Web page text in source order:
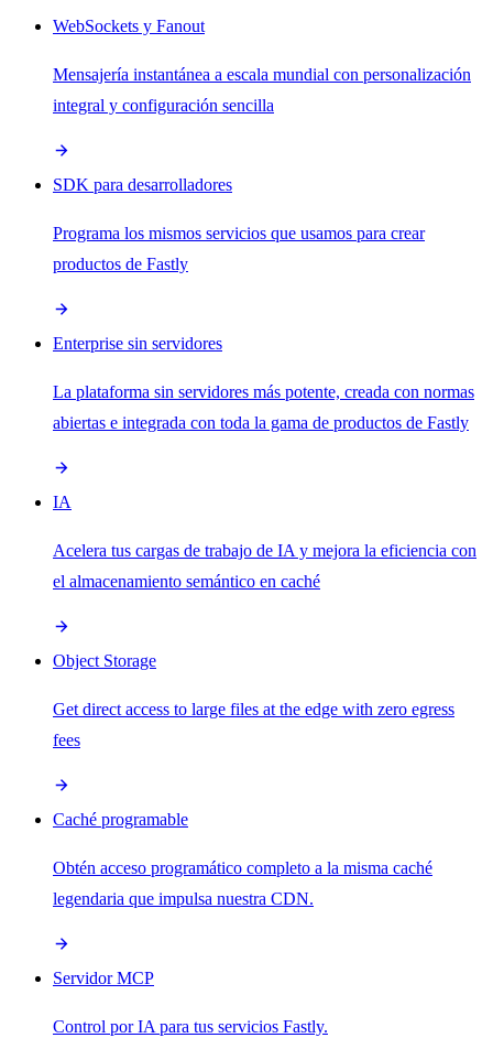
WebSockets y Fanout
Mensajería instantánea a escala mundial con personalización
integral y configuración sencilla
SDK para desarrolladores
Programa los mismos servicios que usamos para crear
productos de Fastly
Enterprise sin servidores
La plataforma sin servidores más potente, creada con normas
abiertas e integrada con toda la gama de productos de Fastly
IA
Acelera tus cargas de trabajo de IA y mejora la eficiencia con
el almacenamiento semántico en caché
Object Storage
Get direct access to large files at the edge with zero egress
fees
Caché programable
Obtén acceso programático completo a la misma caché
legendaria que impulsa nuestra CDN.
Servidor MCP
Control por IA para tus servicios Fastly.